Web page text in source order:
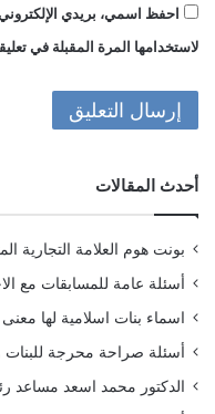
احفظ اسمي، بريدي
لاستخدامها المرة المقبلة في
أحدث المقالات
بونت هوم العلامة التجارية
أسئلة عامة للمسابقات مع الاجابة
اسماء بنات اسلامية لها
أسئلة صراحة محرجة للبنات
الدكتور محمد اسعد